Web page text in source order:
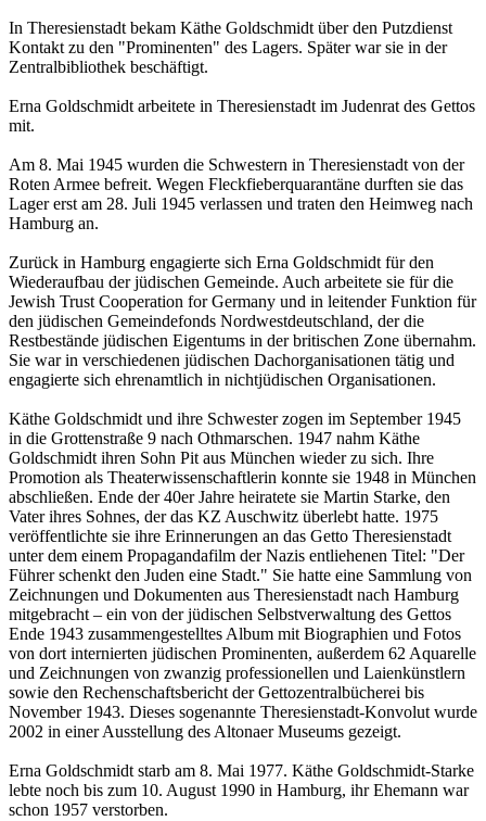
In Theresienstadt bekam Käthe Goldschmidt über den Putzdienst
Kontakt zu den "Prominenten" des Lagers. Später war sie in der
Zentralbibliothek beschäftigt.
Erna Goldschmidt arbeitete in Theresienstadt im Judenrat des Gettos
mit.
Am 8. Mai 1945 wurden die Schwestern in Theresienstadt von der
Roten Armee befreit. Wegen Fleckfieberquarantäne durften sie das
Lager erst am 28. Juli 1945 verlassen und traten den Heimweg nach
Hamburg an.
Zurück in Hamburg engagierte sich Erna Goldschmidt für den
Wiederaufbau der jüdischen Gemeinde. Auch arbeitete sie für die
Jewish Trust Cooperation for Germany und in leitender Funktion für
den jüdischen Gemeindefonds Nordwestdeutschland, der die
Restbestände jüdischen Eigentums in der britischen Zone übernahm.
Sie war in verschiedenen jüdischen Dachorganisationen tätig und
engagierte sich ehrenamtlich in nichtjüdischen Organisationen.
Käthe Goldschmidt und ihre Schwester zogen im September 1945
in die Grottenstraße 9 nach Othmarschen. 1947 nahm Käthe
Goldschmidt ihren Sohn Pit aus München wieder zu sich. Ihre
Promotion als Theaterwissenschaftlerin konnte sie 1948 in München
abschließen. Ende der 40er Jahre heiratete sie Martin Starke, den
Vater ihres Sohnes, der das KZ Auschwitz überlebt hatte. 1975
veröffentlichte sie ihre Erinnerungen an das Getto Theresienstadt
unter dem einem Propagandafilm der Nazis entliehenen Titel: "Der
Führer schenkt den Juden eine Stadt." Sie hatte eine Sammlung von
Zeichnungen und Dokumenten aus Theresienstadt nach Hamburg
mitgebracht – ein von der jüdischen Selbstverwaltung des Gettos
Ende 1943 zusammengestelltes Album mit Biographien und Fotos
von dort internierten jüdischen Prominenten, außerdem 62 Aquarelle
und Zeichnungen von zwanzig professionellen und Laienkünstlern
sowie den Rechenschaftsbericht der Gettozentralbücherei bis
November 1943. Dieses sogenannte Theresienstadt-Konvolut wurde
2002 in einer Ausstellung des Altonaer Museums gezeigt.
Erna Goldschmidt starb am 8. Mai 1977. Käthe Goldschmidt-Starke
lebte noch bis zum 10. August 1990 in Hamburg, ihr Ehemann war
schon 1957 verstorben.